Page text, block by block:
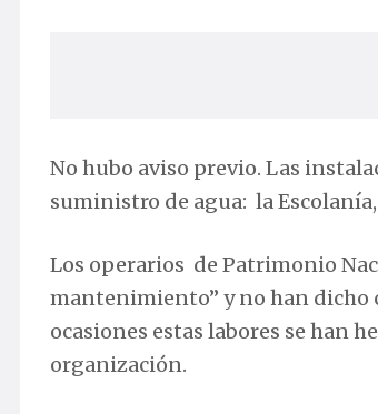
No hubo aviso previo. Las
suministro de agua: la
Los operarios de Patrimonio
mantenimiento” y no han dicho
ocasiones estas labores se han
organización.